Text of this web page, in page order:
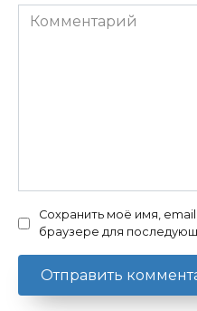
Комментарий
Сохранить моё имя,
браузере для